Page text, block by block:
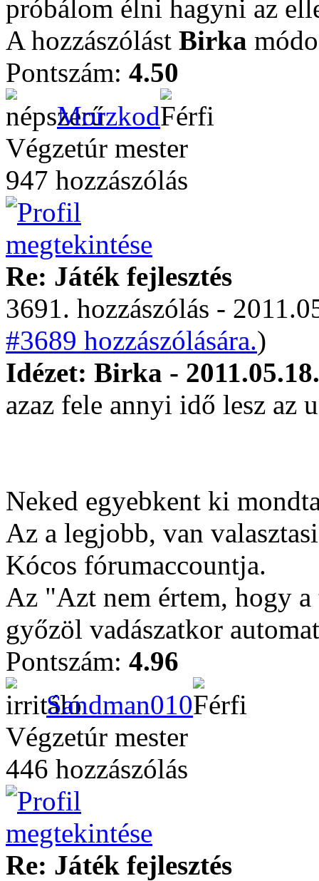
próbálom élni hagyni az
A hozzászólást Birka
Pontszám: 4.50
Morzkod
Végzetúr mester
947 hozzászólás
Re: Játék fejlesztés
3691. hozzászólás -
#3689 hozzászólására.)
Idézet: Birka -
azaz fele annyi idő lesz az
Neked egyebkent ki
Az a legjobb, van
Kócos fórumaccountja.
Az "Azt nem értem, hogy
győzöl vadászatkor
Pontszám: 4.96
Sandman010
Végzetúr mester
446 hozzászólás
Re: Játék fejlesztés